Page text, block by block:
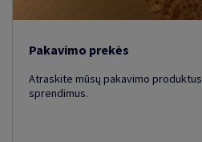
Pakavimo prekės
Atraskite mūsų pakavimo
sprendimus.